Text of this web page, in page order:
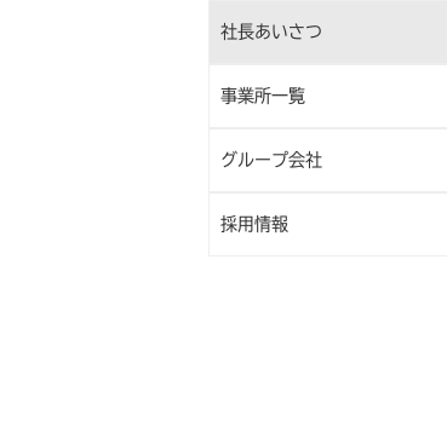
社長あいさつ
事業所一覧
グループ会社
採用情報